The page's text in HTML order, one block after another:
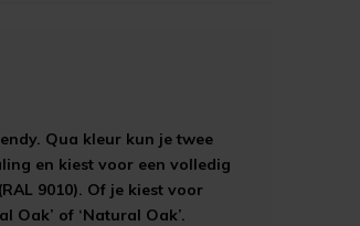
Qua kleur kun je twee
en kiest voor een volledig
9010). Of je kiest voor
Oak’ of ‘Natural Oak’.